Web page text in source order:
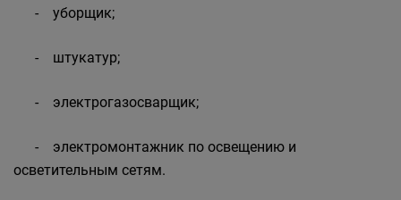
- уборщик;
- штукатур;
- электрогазосварщик;
- электромонтажник по освещению и
осветительным сетям.